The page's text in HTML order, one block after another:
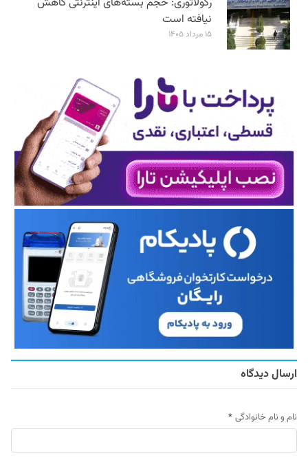
نیافته است
۱۵ مرداد ۱۴۰۵
ارسال دیدگاه
نام و نام خانوادگی *